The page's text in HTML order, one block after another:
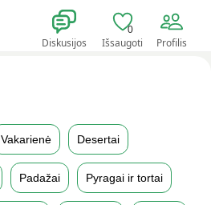
Diskusijos
0
Išsaugoti Profilis
Vakarienė Desertai
Padažai Pyragai ir tortai